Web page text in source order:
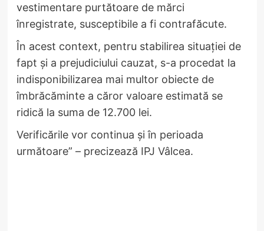
vestimentare purtătoare de mărci
înregistrate, susceptibile a fi contrafăcute.
În acest context, pentru stabilirea situației de
fapt și a prejudiciului cauzat, s-a procedat la
indisponibilizarea mai multor obiecte de
îmbrăcăminte a căror valoare estimată se
ridică la suma de 12.700 lei.
Verificările vor continua și în perioada
următoare” – precizează IPJ Vâlcea.